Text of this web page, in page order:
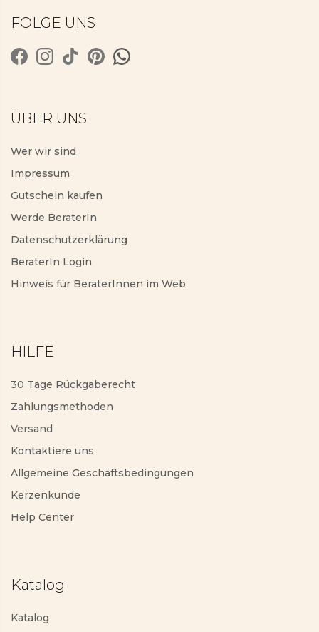
FOLGE UNS
ÜBER UNS
Wer wir sind
Impressum
Gutschein kaufen
Werde BeraterIn
Datenschutzerklärung
BeraterIn Login
Hinweis für BeraterInnen im Web
HILFE
30 Tage Rückgaberecht
Zahlungsmethoden
Versand
Kontaktiere uns
Allgemeine Geschäftsbedingungen
Kerzenkunde
Help Center
Katalog
Katalog